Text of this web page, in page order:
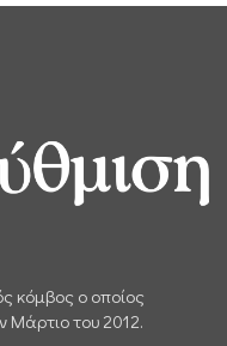
κόμβος ο οποίος
Μάρτιο του 2012.